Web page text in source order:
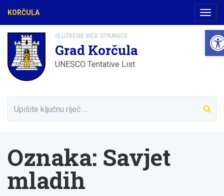
KORČULA
SLUŽBENE WEB STRANICE
Grad Korčula
UNESCO Tentative List
Oznaka: Savjet
mladih